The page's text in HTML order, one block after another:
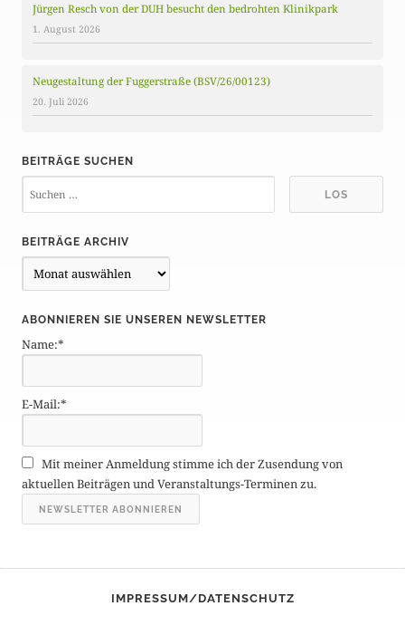
Jürgen Resch von der DUH besucht den bedrohten Klinikpark
1. August 2026
Neugestaltung der Fuggerstraße (BSV/26/00123)
20. Juli 2026
BEITRÄGE SUCHEN
BEITRÄGE ARCHIV
e
t
r
g
e
r
c
h
v
ABONNIEREN SIE UNSEREN NEWSLETTER
Name:*
E-Mail:*
Mit meiner Anmeldung stimme ich der Zusendung von
aktuellen Beiträgen und Veranstaltungs-Terminen zu.
IMPRESSUM/DATENSCHUTZ